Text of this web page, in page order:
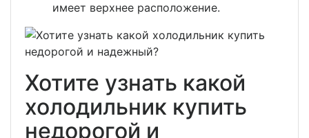
имеет верхнее расположение.
Хотите узнать какой
холодильник купить
недорогой и